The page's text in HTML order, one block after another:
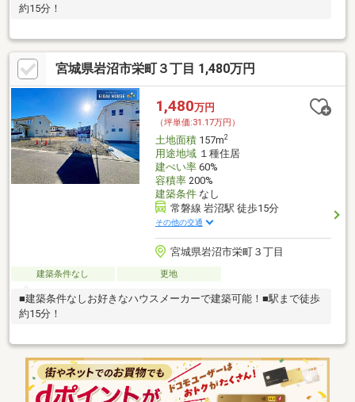
約15分！
宮城県岩沼市栄町３丁目 1,480万円
1,480万円
（坪単価:31.17万円）
土地面積157m2
用途地域１種住居
建ぺい率60%
容積率200%
建築条件なし
常磐線 岩沼駅 徒歩15分
その他の交通
宮城県岩沼市栄町３丁目
建築条件なし 更地
■建築条件なしお好きなハウスメーカーで建築可能！■駅まで徒歩
約15分！